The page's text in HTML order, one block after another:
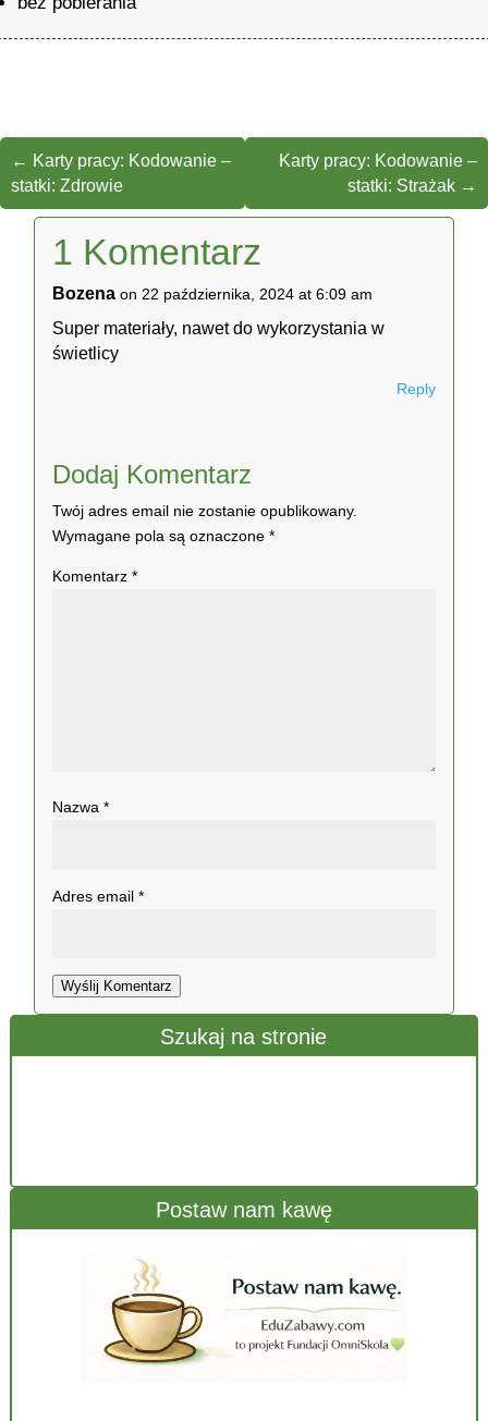
Szukaj na stronie
Postaw nam kawę
← Karty pracy: Kodowanie –
statki: Zdrowie
Karty pracy: Kodowanie –
statki: Strażak →
1 Komentarz
Bozena on 22 października, 2024 at 6:09 am
Super materiały, nawet do wykorzystania w
świetlicy
Reply
Dodaj Komentarz
Twój adres email nie zostanie opublikowany.
Wymagane pola są oznaczone*
Komentarz*
Nazwa*
Adres email*
Wyślij Komentarz